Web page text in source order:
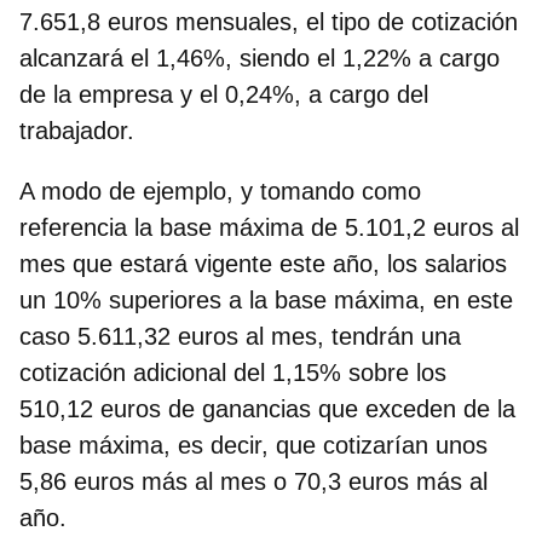
7.651,8 euros mensuales, el tipo de cotización
alcanzará el 1,46%, siendo el 1,22% a cargo
de la empresa y el 0,24%, a cargo del
trabajador.
A modo de ejemplo, y tomando como
referencia la base máxima de 5.101,2 euros al
mes que estará vigente este año, los salarios
un 10% superiores a la base máxima, en este
caso 5.611,32 euros al mes, tendrán una
cotización adicional del 1,15% sobre los
510,12 euros de ganancias que exceden de la
base máxima, es decir, que cotizarían unos
5,86 euros más al mes o 70,3 euros más al
año.